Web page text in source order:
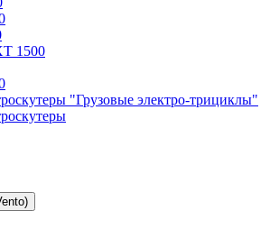
1500
"Грузовые электро‑трициклы"